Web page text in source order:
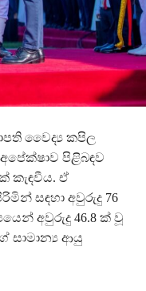
වෛද්‍ය කපිල
පිළිබඳව
කැඳවීය. ඒ
සඳහා අවුරුදු 76
අවුරුදු 46.8 ක් වූ
සාමාන්‍ය ආයු